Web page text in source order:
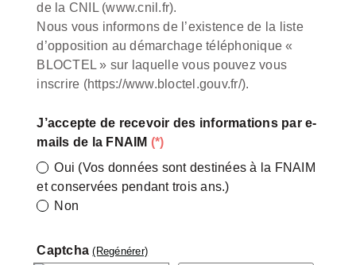
de la CNIL (www.cnil.fr).
Nous vous informons de l’existence de la liste
d’opposition au démarchage téléphonique «
BLOCTEL » sur laquelle vous pouvez vous
inscrire (https://www.bloctel.gouv.fr/).
J’accepte de recevoir des informations par e-
mails de la FNAIM (*)
Oui (Vos données sont destinées à la FNAIM
et conservées pendant trois ans.)
Non
Captcha(Regénérer)